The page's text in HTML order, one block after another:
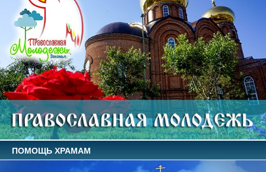
ПОМОЩЬ ХРАМАМ